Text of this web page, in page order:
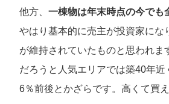
他方、 一棟物は年末時点の今でも
やはり基本的に売主が投資家にな
が維持されていたものと思われま
だろうと人気エリアでは築40年近
6％前後とかざらです。高くて買